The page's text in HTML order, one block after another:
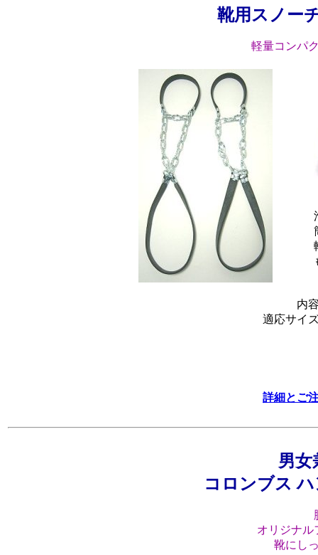
靴用スノー
軽量コンパ
内
適応サイ
詳細とご
男女
コロンブス
オリジナル
靴にし